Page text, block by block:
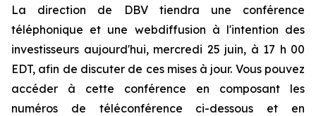
La direction de DBV tiendra une conférence
téléphonique et une webdiffusion à l'intention des
investisseurs aujourd'hui, mercredi 25 juin, à 17 h 00
EDT, afin de discuter de ces mises à jour. Vous pouvez
accéder à cette conférence en composant les
numéros de téléconférence ci-dessous et en